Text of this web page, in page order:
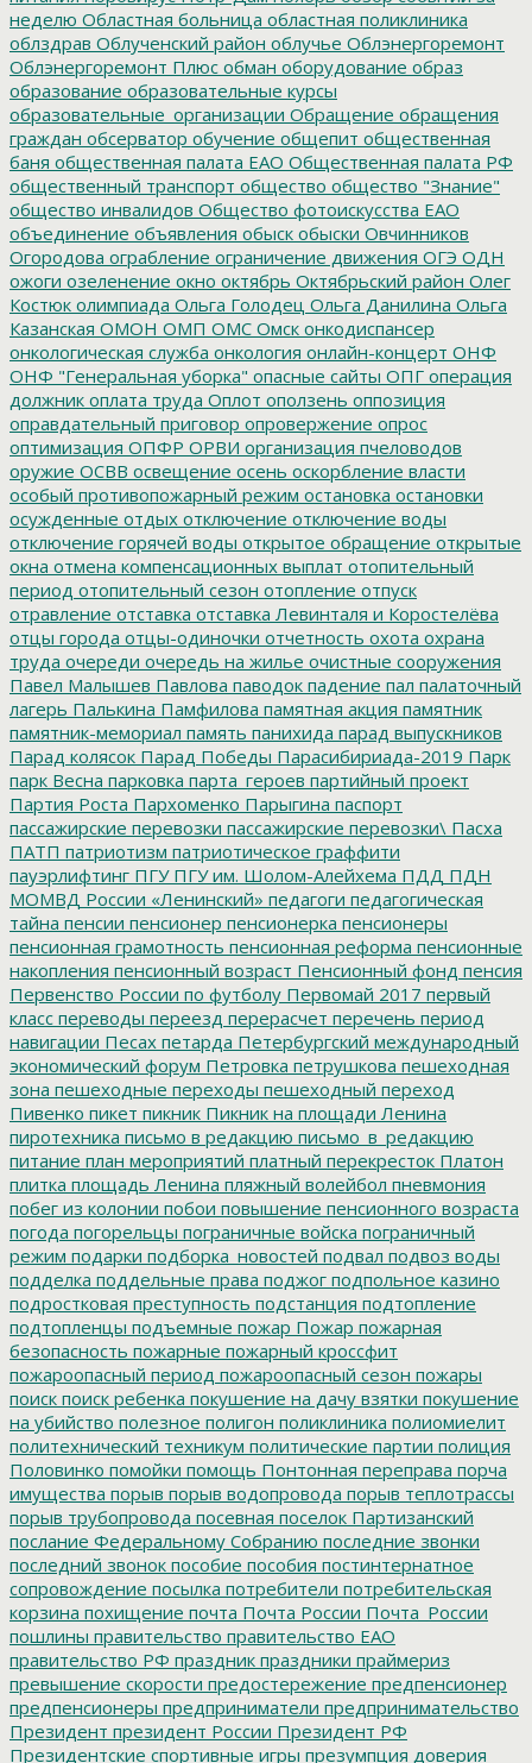
неделю Областная больница областная поликлиника
облздрав Облученский район облучье Облэнергоремонт
Облэнергоремонт Плюс обман оборудование образ
образование образовательные курсы
образовательные_организации Обращение обращения
граждан обсерватор обучение общепит общественная
баня общественная палата ЕАО Общественная палата РФ
общественный транспорт общество общество "Знание"
общество инвалидов Общество фотоискусства ЕАО
объединение объявления обыск обыски Овчинников
Огородова ограбление ограничение движения ОГЭ ОДН
ожоги озеленение окно октябрь Октябрьский район Олег
Костюк олимпиада Ольга Голодец Ольга Данилина Ольга
Казанская ОМОН ОМП ОМС Омск онкодиспансер
онкологическая служба онкология онлайн-концерт ОНФ
ОНФ "Генеральная уборка" опасные сайты ОПГ операция
должник оплата труда Оплот оползень оппозиция
оправдательный приговор опровержение опрос
оптимизация ОПФР ОРВИ организация пчеловодов
оружие ОСВВ освещение осень оскорбление власти
особый противопожарный режим остановка остановки
осужденные отдых отключение отключение воды
отключение горячей воды открытое обращение открытые
окна отмена компенсационных выплат отопительный
период отопительный сезон отопление отпуск
отравление отставка отставка Левинталя и Коростелёва
отцы города отцы-одиночки отчетность охота охрана
труда очереди очередь на жилье очистные сооружения
Павел Малышев Павлова паводок падение пал палаточный
лагерь Палькина Памфилова памятная акция памятник
памятник-мемориал память панихида парад выпускников
Парад колясок Парад Победы Парасибириада-2019 Парк
парк Весна парковка парта_героев партийный проект
Партия Роста Пархоменко Парыгина паспорт
пассажирские перевозки пассажирские перевозки\ Пасха
ПАТП патриотизм патриотическое граффити
пауэрлифтинг ПГУПГУ им. Шолом-Алейхема ПДД ПДН
МОМВД России «Ленинский» педагоги педагогическая
тайна пенсии пенсионер пенсионерка пенсионеры
пенсионная грамотность пенсионная реформа пенсионные
накопления пенсионный возраст Пенсионный фонд пенсия
Первенство России по футболу Первомай 2017 первый
класс переводы переезд перерасчет перечень период
навигации Песах петарда Петербургский международный
экономический форум Петровка петрушкова пешеходная
зона пешеходные переходы пешеходный переход
Пивенко пикет пикник Пикник на площади Ленина
пиротехника письмо в редакцию письмо_в_редакцию
питание план мероприятий платный перекресток Платон
плитка площадь Ленина пляжный волейбол пневмония
побег из колонии побои повышение пенсионного возраста
погода погорельцы пограничные войска пограничный
режим подарки подборка_новостей подвал подвоз воды
подделка поддельные права поджог подпольное казино
подростковая преступность подстанция подтопление
подтопленцы подъемные пожар Пожар пожарная
безопасность пожарные пожарный кроссфит
пожароопасный период пожароопасный сезон пожары
поиск поиск ребенка покушение на дачу взятки покушение
на убийство полезное полигон поликлиника полиомиелит
политехнический техникум политические партии полиция
Половинко помойки помощь Понтонная переправа порча
имущества порыв порыв водопровода порыв теплотрассы
порыв трубопровода посевная поселок Партизанский
послание Федеральному Собранию последние звонки
последний звонок пособие пособия постинтернатное
сопровождение посылка потребители потребительская
корзина похищение почта Почта России Почта_России
пошлины правительство правительство ЕАО
правительство РФ праздник праздники праймериз
превышение скорости предостережение предпенсионер
предпенсионеры предприниматели предпринимательство
Президент президент России Президент РФ
Президентские спортивные игры презумпция доверия